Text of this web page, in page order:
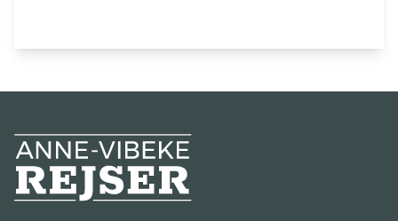
Anne-Vibeke Rejser